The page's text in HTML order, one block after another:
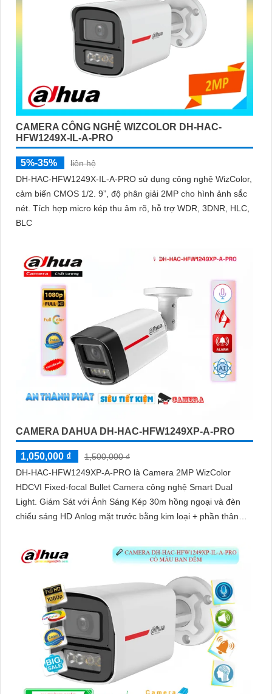
CAMERA CÔNG NGHỆ WIZCOLOR DH-HAC-
HFW1249X-IL-A-PRO
5%-35%
liên hệ
DH-HAC-HFW1249X-IL-A-PRO sử dụng công nghệ WizColor,
cảm biến CMOS 1/2. 9”, độ phân giải 2MP cho hình ảnh sắc
nét. Tích hợp micro kép thu âm rõ, hỗ trợ WDR, 3DNR, HLC,
BLC
CAMERA DAHUA DH-HAC-HFW1249XP-A-PRO
1,050,000 ₫
1,500,000 ₫
DH-HAC-HFW1249XP-A-PRO là Camera 2MP WizColor
HDCVI Fixed-focal Bullet Camera công nghệ Smart Dual
Light. Giám Sát với Ánh Sáng Kép 30m hồng ngoại và đèn
chiếu sáng HD Anlog mặt trước bằng kim loại + phần thân